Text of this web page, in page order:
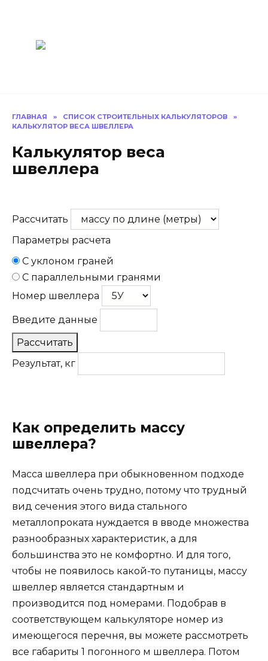
ГЛАВНАЯ » СПИСОК СТРОИТЕЛЬНЫХ КАЛЬКУЛЯТОРОВ
»
КАЛЬКУЛЯТОР ВЕСА ШВЕЛЛЕРА
Калькулятор веса
швеллера
Расcчитать
Параметры расчета
С уклоном граней
С параллельными гранями
Номер швеллера
Введите данные
Рассчитать
Результат, кг
Как определить массу
швеллера?
Масса швеллера при обыкновенном подходе
подсчитать очень трудно, потому что трудный
вид сечения этого вида стального
металлопроката нуждается в вводе множества
разнообразных характеристик, а для
большинства это не комфортно. И для того,
чтобы не появилось какой-то путаницы, массу
швеллер является стандартным и
производится под номерами. Подобрав в
соответствующем калькуляторе номер из
имеющегося перечня, вы можете рассмотреть
все габариты 1 погонного м швеллера. Потом